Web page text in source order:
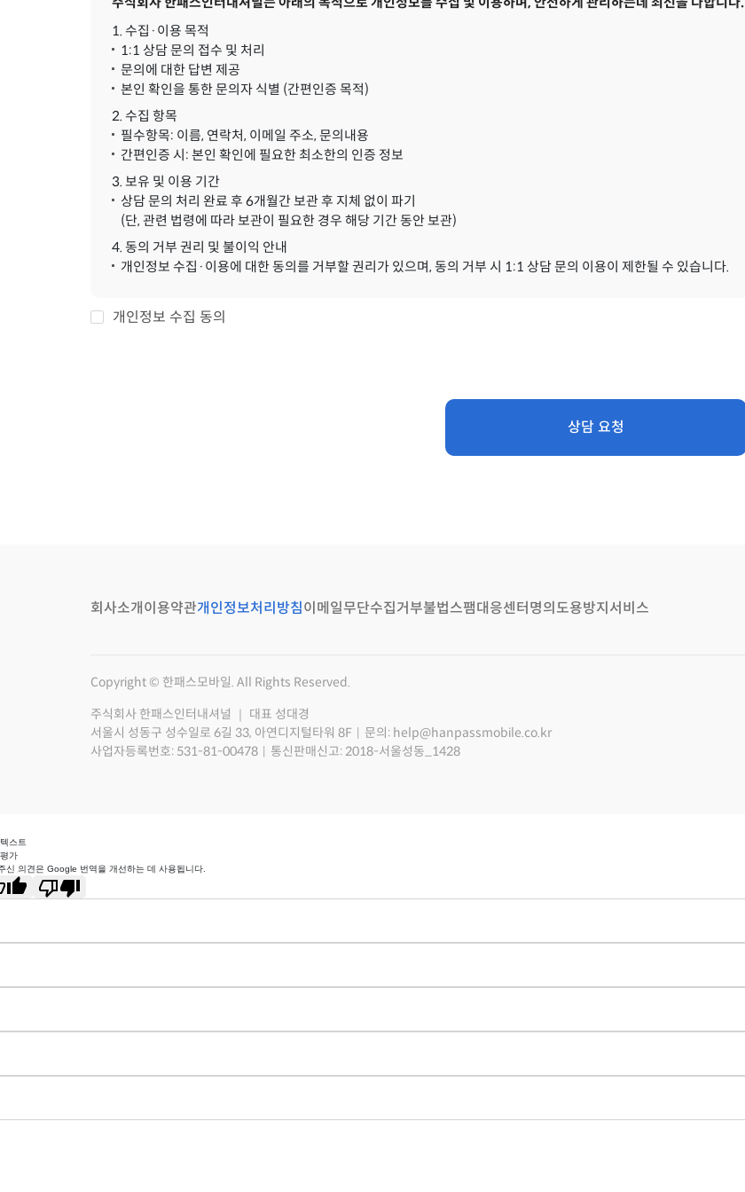
1. 수집·이용 목적
1:1 상담 문의 접수 및 처리
문의에 대한 답변 제공
본인 확인을 통한 문의자 식별 (간편인증 목적)
2. 수집 항목
필수항목: 이름, 연락처, 이메일 주소, 문의내용
간편인증 시: 본인 확인에 필요한 최소한의 인증 정보
3. 보유 및 이용 기간
상담 문의 처리 완료 후 6개월간 보관 후 지체 없이 파기
(단, 관련 법령에 따라 보관이 필요한 경우 해당 기간 동안 보관)
4. 동의 거부 권리 및 불이익 안내
개인정보 수집·이용에 대한 동의를 거부할 권리가 있으며, 동의 거부 시 1:1 상담 문의 이용이 제한될 수 있습니다.
개인정보 수집 동의
상담 요청
회사소개이용약관개인정보처리방침이메일무단수집거부불법스팸대응센터 명의도용방지서비스
Copyright © 한패스모바일. All Rights Reserved.
주식회사 한패스인터내셔널 ｜ 대표 성대경
서울시 성동구 성수일로 6길 33, 아연디지털타워 8F
문의: help@hanpassmobile.co.kr
사업자등록번호: 531-81-00478
통신판매신고: 2018-서울성동_1428
스트
가
신 의견은 Google 번역을 개선하는 데 사용됩니다.